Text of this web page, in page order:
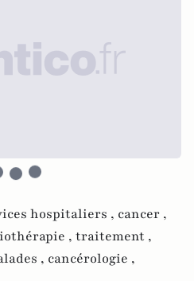
hospitaliers , cancer ,
, traitement ,
, cancérologie ,